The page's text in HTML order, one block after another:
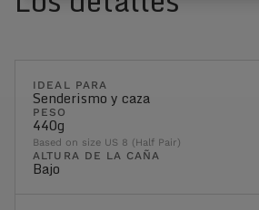
IDEAL PARA
Senderismo y caza
PESO
440g
Based on size US 8 (Half Pair)
ALTURA DE LA CAÑA
Bajo